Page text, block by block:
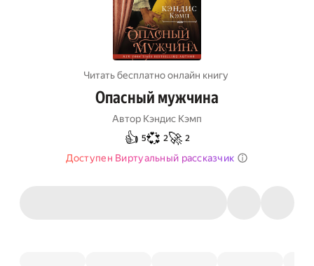
Читать бесплатно онлайн книгу
Опасный мужчина
Автор Кэндис Кэмп
👍 5💞 2🚀 2
Доступен Виртуальный рассказчик